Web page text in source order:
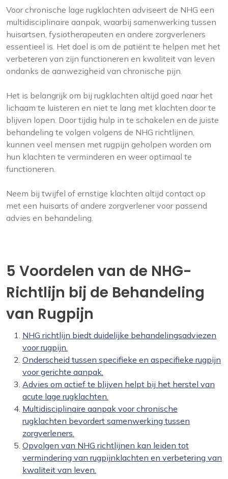
Voor chronische lage rugklachten adviseert de NHG een
multidisciplinaire aanpak, waarbij samenwerking tussen
huisartsen, fysiotherapeuten en andere zorgverleners
essentieel is. Het doel is om de patiënt te helpen met het
verbeteren van zijn functioneren en kwaliteit van leven
ondanks de aanwezigheid van chronische pijn.
Het is belangrijk om bij rugklachten altijd goed naar het
lichaam te luisteren en niet te lang met klachten door te
blijven lopen. Door tijdig hulp in te schakelen en de juiste
behandeling te volgen volgens de NHG richtlijnen,
kunnen veel mensen met rugpijn geholpen worden om
hun klachten te verminderen en weer optimaal te
functioneren.
Neem bij twijfel of ernstige klachten altijd contact op
met een huisarts of andere zorgverlener voor passend
advies en behandeling.
5 Voordelen van de NHG-
Richtlijn bij de Behandeling
van Rugpijn
NHG richtlijn biedt duidelijke behandelingsadviezen
voor rugpijn.
Onderscheid tussen specifieke en aspecifieke rugpijn
voor gerichte aanpak.
Advies om actief te blijven helpt bij het herstel van
acute lage rugklachten.
Multidisciplinaire aanpak voor chronische
rugklachten bevordert samenwerking tussen
zorgverleners.
Opvolgen van NHG richtlijnen kan leiden tot
vermindering van rugpijnklachten en verbetering van
kwaliteit van leven.